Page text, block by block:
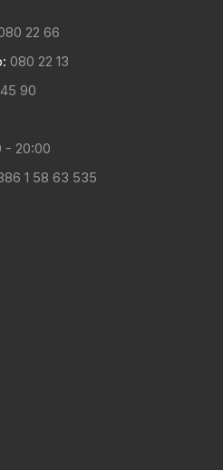
22 66
080 22 13
90
- 20:00
1 58 63 535